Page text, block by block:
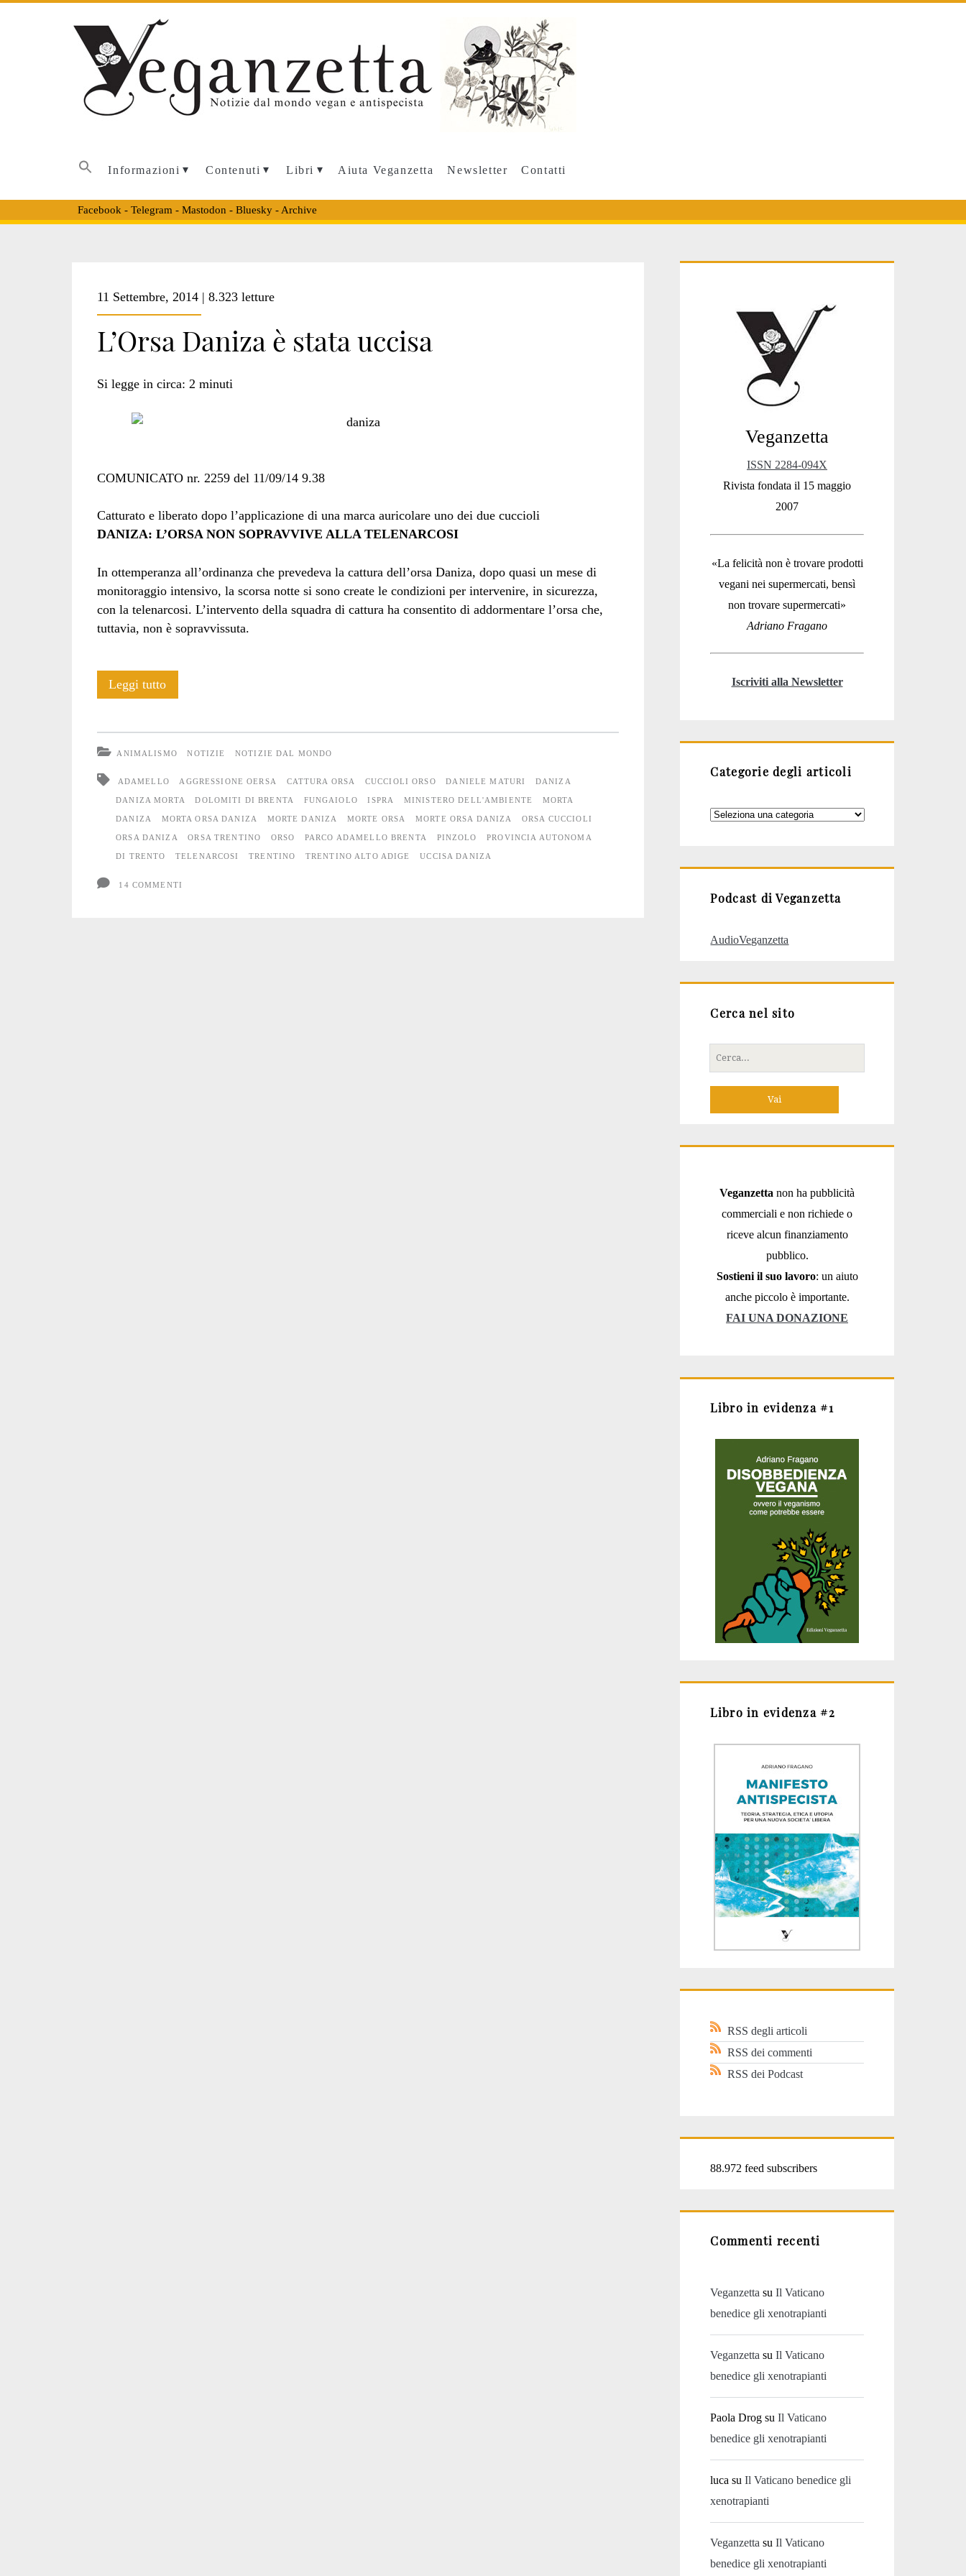
Informazioni Contenuti Libri Aiuta Veganzetta Newsletter Contatti
Facebook - Telegram - Mastodon - Bluesky- Archive
<span>orsa
cuccioli</span>
11 Settembre, 2014 | 8.323 letture
L’Orsa Daniza è stata uccisa
Si legge in circa: 2 minuti
COMUNICATO nr. 2259 del 11/09/14 9.38
Catturato e liberato dopo l’applicazione di una marca auricolare uno dei due cuccioli
DANIZA: L’ORSA NON SOPRAVVIVE ALLA TELENARCOSI
In ottemperanza all’ordinanza che prevedeva la cattura dell’orsa Daniza, dopo quasi un mese di
monitoraggio intensivo, la scorsa notte si sono create le condizioni per intervenire, in sicurezza,
con la telenarcosi. L’intervento della squadra di cattura ha consentito di addormentare l’orsa che,
tuttavia, non è sopravvissuta.
Leggi tuttoL’Orsa
uccisa
ANIMALISMO NOTIZIE NOTIZIE DAL MONDO
ADAMELLO AGGRESSIONE OERSA CATTURA ORSA CUCCIOLI ORSO DANIELE MATURI DANIZA
DANIZA MORTA DOLOMITI DI BRENTA FUNGAIOLO ISPRA MINISTERO DELL'AMBIENTE MORTA
DANIZA MORTA ORSA DANIZA MORTE DANIZA MORTE ORSA MORTE ORSA DANIZA ORSA CUCCIOLI
ORSA DANIZA ORSA TRENTINO ORSO PARCO ADAMELLO BRENTA PINZOLO PROVINCIA AUTONOMA
DI TRENTO TELENARCOSI TRENTINO TRENTINO ALTO ADIGE UCCISA DANIZA
14 COMMENTI
Sidebar
Veganzetta
ISSN 2284-094X
Rivista fondata il 15 maggio
2007
«La felicità non è trovare prodotti
vegani nei supermercati, bensì
non trovare supermercati»
Adriano Fragano
Iscriviti alla Newsletter
Categorie degli articoli
Categorie
Podcast di Veganzetta
AudioVeganzetta
Cerca nel sito
Cerca
per:
Veganzetta non ha pubblicità
commerciali e non richiede o
riceve alcun finanziamento
pubblico.
Sostieni il suo lavoro: un aiuto
anche piccolo è importante.
FAI UNA DONAZIONE
Libro in evidenza #1
Libro in evidenza #2
RSS degli articoli
RSS dei commenti
RSS dei Podcast
88.972 feed subscribers
Commenti recenti
Veganzetta suIl Vaticano
benedice gli xenotrapianti
Veganzetta suIl Vaticano
benedice gli xenotrapianti
Paola Drog suIl Vaticano
benedice gli xenotrapianti
luca suIl Vaticano benedice gli
xenotrapianti
Veganzetta suIl Vaticano
benedice gli xenotrapianti